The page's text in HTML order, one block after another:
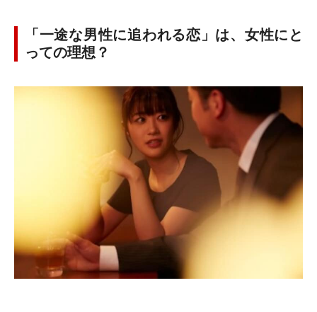
「一途な男性に追われる恋」は、女性にと
っての理想？